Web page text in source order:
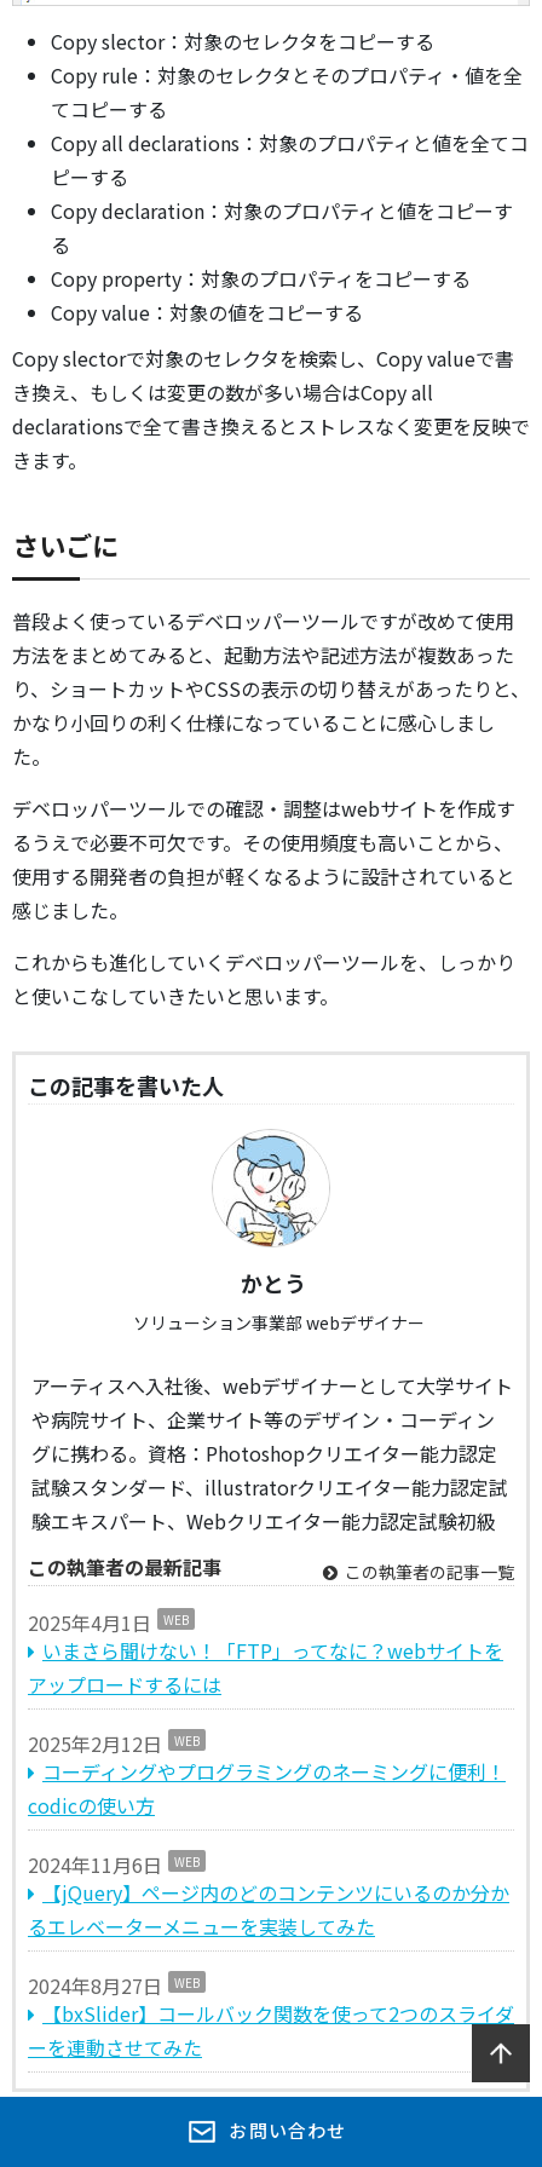
Copy slector：対象のセレクタをコピーする
Copy rule：対象のセレクタとそのプロパティ・値を全
てコピーする
Copy all declarations：対象のプロパティと値を全てコ
ピーする
Copy declaration：対象のプロパティと値をコピーす
る
Copy property：対象のプロパティをコピーする
Copy value：対象の値をコピーする
Copy slectorで対象のセレクタを検索し、Copy valueで書
き換え、もしくは変更の数が多い場合はCopy all
declarationsで全て書き換えるとストレスなく変更を反映で
きます。
さいごに
普段よく使っているデベロッパーツールですが改めて使用
方法をまとめてみると、起動方法や記述方法が複数あった
り、ショートカットやCSSの表示の切り替えがあったりと、
かなり小回りの利く仕様になっていることに感心しまし
た。
デベロッパーツールでの確認・調整はwebサイトを作成す
るうえで必要不可欠です。その使用頻度も高いことから、
使用する開発者の負担が軽くなるように設計されていると
感じました。
これからも進化していくデベロッパーツールを、しっかり
と使いこなしていきたいと思います。
この記事を書いた人
かとう
ソリューション事業部 webデザイナー
アーティスへ入社後、webデザイナーとして大学サイト
や病院サイト、企業サイト等のデザイン・コーディン
グに携わる。資格：Photoshopクリエイター能力認定
試験スタンダード、illustratorクリエイター能力認定試
験エキスパート、Webクリエイター能力認定試験初級
この執筆者の最新記事
この執筆者の記事一覧
2025年4月1日 WEB
いまさら聞けない！「FTP」ってなに？webサイトを
アップロードするには
2025年2月12日 WEB
コーディングやプログラミングのネーミングに便利！
codicの使い方
2024年11月6日 WEB
【jQuery】ページ内のどのコンテンツにいるのか分か
るエレベーターメニューを実装してみた
2024年8月27日 WEB
【bxSlider】コールバック関数を使って2つのスライダ
ーを連動させてみた
お問い合わせ